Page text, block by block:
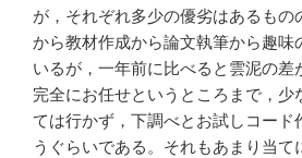
が，それぞれ多少の優劣はあるもの
から教材作成から論文執筆から趣味
いるが，一年前に比べると雲泥の差
完全にお任せというところまで，少
ては行かず，下調べとお試しコード
うぐらいである。それもあまり当て